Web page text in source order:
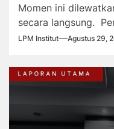
Momen ini
secara langsung.
LPM Institut Agustus 29,